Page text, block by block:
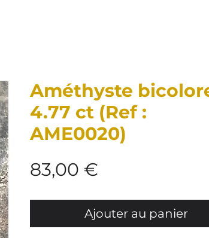
Améthyste
4.77 ct (Ref :
AME0020)
83,00 €
Ajouter au panier